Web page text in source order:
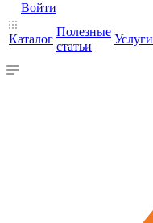
Войти
Каталог
Полезные
статьи
Услуги